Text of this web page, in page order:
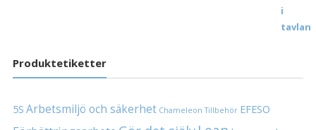
Produktetiketter
5S Arbetsmiljö och säkerhet Chameleon Tillbehör EFESO